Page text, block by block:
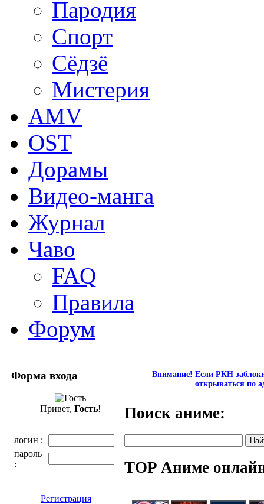
Пародия
Спорт
Сёдзё
Мистерия
AMV
OST
Дорамы
Видео-манга
Журнал
Чаво
FAQ
Правила
Форум
Форма входа
Привет, Гость!
логин :
пароль
:
Регистрация
Внимание! Если РКН
открываться по
Поиск аниме:
TOP Аниме